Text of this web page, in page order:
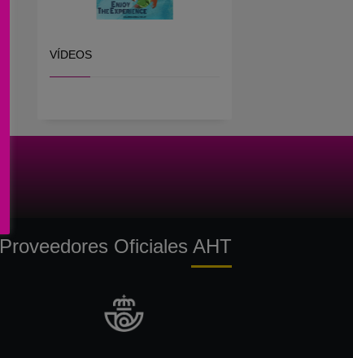
VÍDEOS
Proveedores Oficiales AHT